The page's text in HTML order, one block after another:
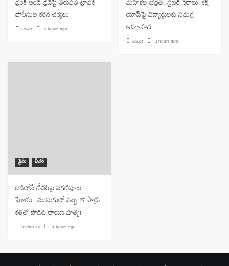
డ్రంక్ అండ్ డ్రైవ్‌పై తిరుపతి ట్రాఫిక్
పోలీసుల కఠిన చర్యలు
Eswar 12 hours ago
మహిళల భద్రత, సైబర్ నేరాలు, శక్తి
యాప్‌పై విద్యార్థులకు సమగ్ర
అవగాహన
Eswar 12 hours ago
క్రైమ్ ఫీచర్
బడిలోనే టీచర్‌పై పగటిపూట
ఘోరం.. ముసుగులో వచ్చి 27 సార్లు
కత్తితో పొడిచి దారుణ హత్య!
9Staar Tv 19 hours ago